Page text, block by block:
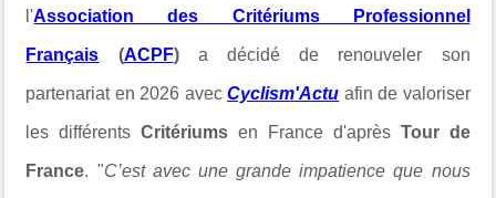
l'Association des Critériums Professionnel
Français (ACPF)a décidé de renouveler son
partenariat en 2026 avecCyclism'Actu afin de valoriser
les différentsCritériums en France d'aprèsTour de
France. "C’est avec une grande impatience que nous